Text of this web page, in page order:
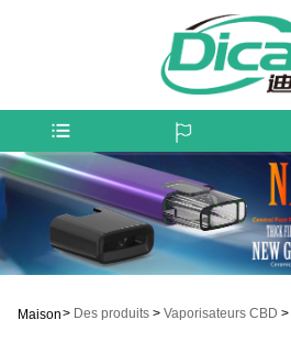
Maison> Des produits > Vaporisateurs CBD >